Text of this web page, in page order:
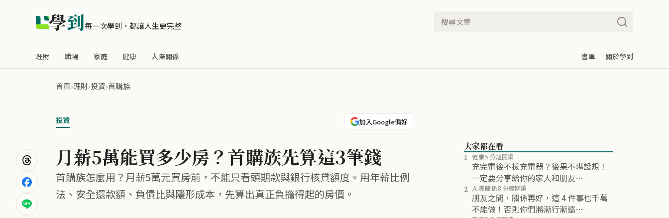
學到每一次學到，都讓人生更完整
理財 職場 家庭 健康 人際關係 書單 關於學到
首頁›理財›投資›首購族
投資 加入Google偏好
月薪5萬能買多少房？首購族先算這3筆錢
首購族怎麼用？月薪5萬元買房前，不能只看頭期款與銀行核貸額度。用年薪比例
法、安全還款額、負債比與隱形成本，先算出真正負擔得起的房價。
大家都在看
1 健康5 分鐘閱讀
充完電後不拔充電器？後果不堪設想！
一定要分享給你的家人和朋友…
2 人際關係8 分鐘閱讀
朋友之間，關係再好，這 4 件事也千萬
不能做！否則你們將漸行漸遠…